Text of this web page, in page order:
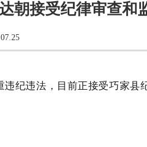
朝接受纪律审查和
纪违法，目前正接受巧家县